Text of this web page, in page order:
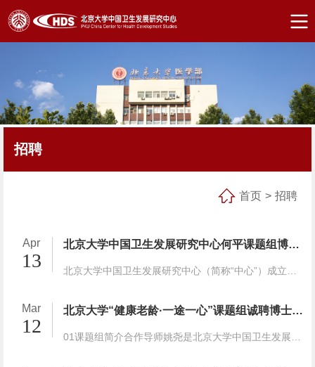
招聘
首页 > 招聘
Apr
13
北京大学中国卫生发展研究中心何平课题组博士后和科研助理招聘启事
北京大学中国卫生发展研究中心（简称“中心”）成立于2010年，其发展目标是通过建立高水平多学科学术梯队和有效机制，满足卫生政策与体系研究中高质量教学、科研和政策咨询的需要，成为与国...
Mar
12
北京大学“健康老龄·一途一心”课题组诚聘博士后和科研助理